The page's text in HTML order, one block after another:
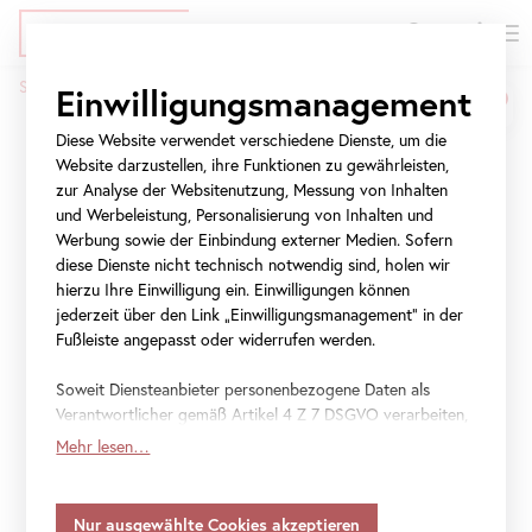
Direkt
Zur
Navigation
springen
Zur
Navigation
springenPfadnavigation
Startseite Presse
Ferdinand Georg
Waldmüller
Nach der Natur gemalt
27. Februar 2026–14. Juni 2026
Die Landschaftsmalerei gelangte im 19. Jahrhundert
europaweit zur Blüte. Ferdinand Georg Waldmüller (1793–
1865) war Teil dieser Entwicklung und vermittelte mit
Wienerwaldlandschaften und stilprägenden Ansichten des
Einwilligungsmanagement
Diese Website verwendet verschiedene Dienste, um die
Website darzustellen, ihre Funktionen zu gewährleisten,
zur Analyse der Websitenutzung, Messung von Inhalten
und Werbeleistung, Personalisierung von Inhalten und
Werbung sowie der Einbindung externer Medien. Sofern
diese Dienste nicht technisch notwendig sind, holen wir
hierzu Ihre Einwilligung ein. Einwilligungen können
jederzeit über den Link „Einwilligungsmanagement“ in der
Fußleiste angepasst oder widerrufen werden.
Soweit Diensteanbieter personenbezogene Daten als
Verantwortlicher gemäß Artikel 4 Z 7 DSGVO verarbeiten,
gilt Ihre Einwilligung auch für die Weitergabe an den
Daten in Staaten ohne Vorliegen eines
Mehr lesen…